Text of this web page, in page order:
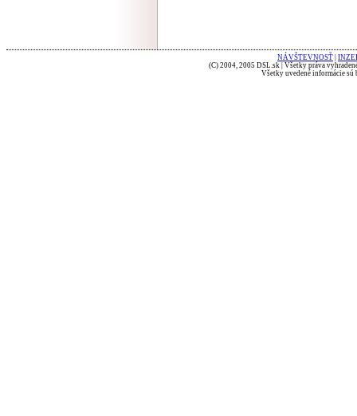
NÁVŠTEVNOSŤ
(C) 2004, 2005 DSL.sk | Všetky práva
Všetky uvedené informácie sú